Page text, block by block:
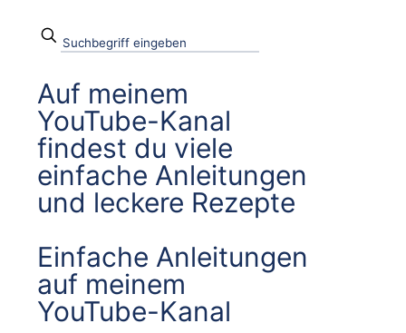
Auf meinem
YouTube-Kanal
findest du viele
einfache Anleitungen
und leckere Rezepte
Einfache Anleitungen
auf meinem
YouTube-Kanal